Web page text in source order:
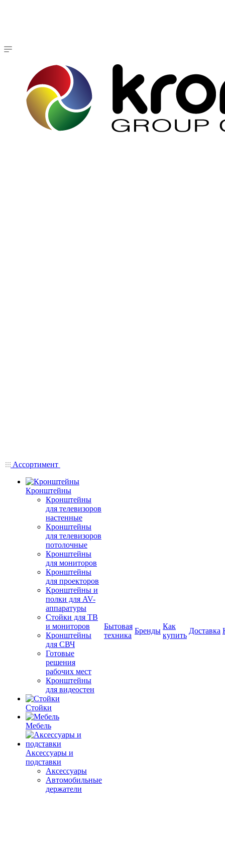
Ассортимент
Кронштейны
Кронштейны
для телевизоров
настенные
Кронштейны
для телевизоров
потолочные
Кронштейны
для мониторов
Кронштейны
для проекторов
Кронштейны и
полки для AV-
аппаратуры
Стойки для ТВ
и мониторов
Кронштейны
для СВЧ
Готовые
решения
рабочих мест
Кронштейны
для видеостен
Стойки
Мебель
Аксессуары и
подставки
Аксессуары
Автомобильные
держатели
Бытовая
техника
Бренды
Как
купить
Доставка